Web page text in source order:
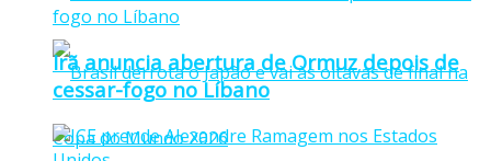
Irã anuncia abertura de Ormuz depois de
cessar-fogo no Líbano